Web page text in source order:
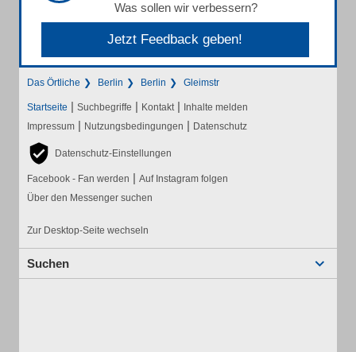
Was sollen wir verbessern?
Jetzt Feedback geben!
Das Örtliche Berlin Berlin Gleimstr
Startseite | Suchbegriffe | Kontakt | Inhalte melden
Impressum | Nutzungsbedingungen | Datenschutz
Datenschutz-Einstellungen
Facebook - Fan werden | Auf Instagram folgen
Über den Messenger suchen
Zur Desktop-Seite wechseln
Suchen